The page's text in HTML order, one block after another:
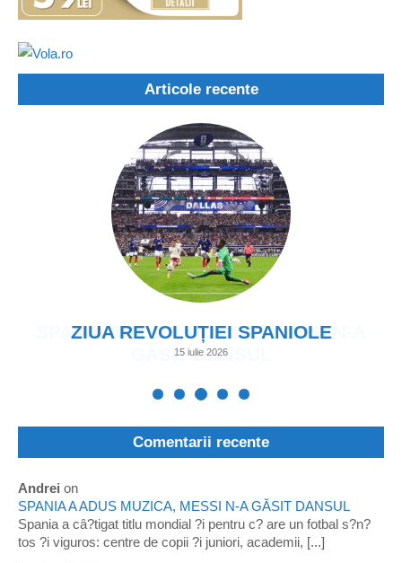
Articole recente
ZIUA REVOLUȚIEI SPANIOLE
15 iulie 2026
Comentarii recente
Andrei on
SPANIA A ADUS MUZICA, MESSI N-A GĂSIT DANSUL
Spania a câ?tigat titlu mondial ?i pentru c? are un fotbal s?n?
tos ?i viguros: centre de copii ?i juniori, academii, [...]